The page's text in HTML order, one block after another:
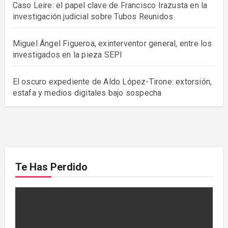
Caso Leire: el papel clave de Francisco Irazusta en la
investigación judicial sobre Tubos Reunidos
Miguel Ángel Figueroa, exinterventor general, entre los
investigados en la pieza SEPI
El oscuro expediente de Aldo López-Tirone: extorsión,
estafa y medios digitales bajo sospecha
Te Has Perdido